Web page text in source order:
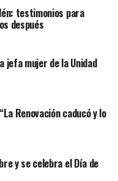
como referencia
y servicios para el
y adolescentesse
básica total
que difunde todos
para la medición de
el costo de
para cubrir los
como el de los
testimonios para
después
jefa mujer de la Unidad
Renovación caducó y lo
y se celebra el Día de